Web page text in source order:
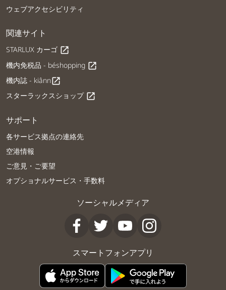
ウェブアクセシビリティ
関連サイト
STARLUX カーゴ open_in_new
機内免税品 - béshopping open_in_new
機内誌 - kiânnopen_in_new
スターラックスショップ open_in_new
サポート
各サービス拠点の連絡先
空港情報
ご意見・ご要望
オプショナルサービス・手数料
ソーシャルメディア
スマートフォンアプリ